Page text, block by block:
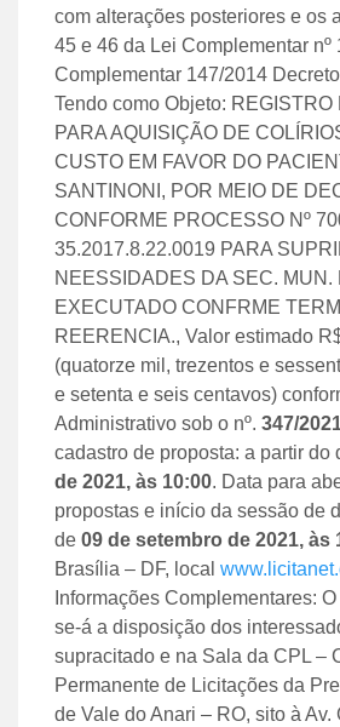
com alterações posteriores e os
45 e 46 da Lei Complementar nº
Complementar 147/2014
Tendo como Objeto: REGISTRO
PARA AQUISIÇÃO DE
CUSTO EM FAVOR DO
SANTINONI, POR MEIO DE
CONFORME PROCESSO Nº
35.2017.8.22.0019 PARA
NEESSIDADES DA SEC. MUN.
EXECUTADO CONFRME
REERENCIA., Valor estimado
(quatorze mil, trezentos e
e setenta e seis centavos)
Administrativo sob o nº. 347/
cadastro de proposta: a partir do
de 2021, às 10:00. Data para
propostas e início da sessão de
de 09 de setembro de 2021, às
Brasília – DF, local
Informações Complementares:
se-á a disposição dos
supracitado e na Sala da CPL –
Permanente de Licitações da
de Vale do Anari – RO, sito à